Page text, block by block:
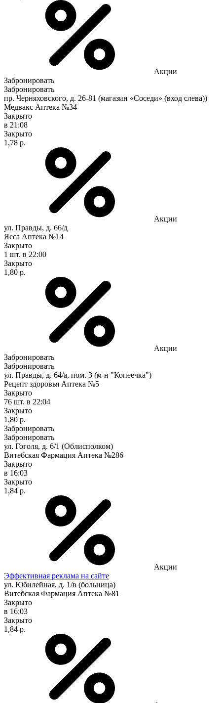
Акции
Забронировать
Забронировать
пр. Черняховского, д. 26-81 (магазин «Соседи» (вход слева))
Медвакс Аптека №34
Закрыто
в 21:08
Закрыто
1,78 р.
Акции
ул. Правды, д. 66/д
Ясса Аптека №14
Закрыто
1 шт. в 22:00
Закрыто
1,80 р.
Акции
Забронировать
Забронировать
ул. Правды, д. 64/а, пом. 3 (м-н "Копеечка")
Рецепт здоровья Аптека №5
Закрыто
76 шт. в 22:04
Закрыто
1,80 р.
Забронировать
Забронировать
ул. Гоголя, д. 6/1 (Облисполком)
Витебская Фармация Аптека №286
Закрыто
в 16:03
Закрыто
1,84 р.
Акции
Эффективная реклама на сайте
ул. Юбилейная, д. 1/в (больница)
Витебская Фармация Аптека №81
Закрыто
в 16:03
Закрыто
1,84 р.